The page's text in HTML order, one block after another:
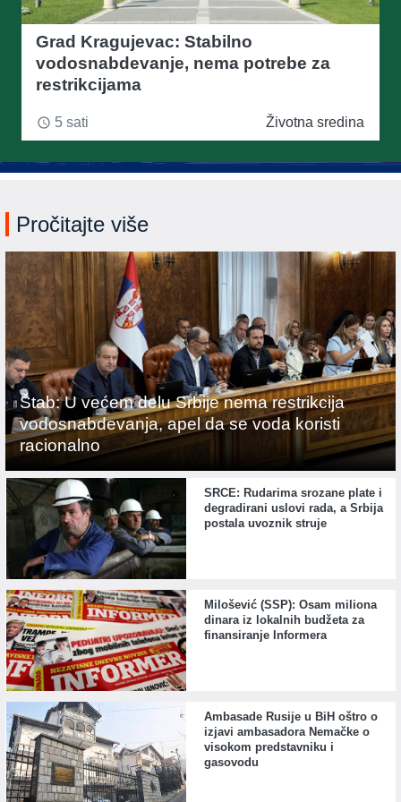
Grad Kragujevac: Stabilno
vodosnabdevanje, nema potrebe za
restrikcijama
access_time 5 sati Životna sredina
Pročitajte više
Štab: U većem delu Srbije nema restrikcija
vodosnabdevanja, apel da se voda koristi
racionalno
SRCE: Rudarima srozane plate i
degradirani uslovi rada, a Srbija
postala uvoznik struje
Milošević (SSP): Osam miliona
dinara iz lokalnih budžeta za
finansiranje Informera
Ambasade Rusije u BiH oštro o
izjavi ambasadora Nemačke o
visokom predstavniku i
gasovodu